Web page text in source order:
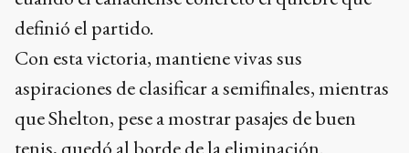
definió el partido.
Con esta victoria, mantiene vivas sus
aspiraciones de clasificar a semifinales, mientras
que Shelton, pese a mostrar pasajes de buen